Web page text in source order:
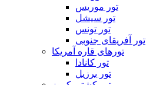
تور موریس
تور سیشل
تور تونس
تور آفریقای جنوبی
تورهای قاره آمریکا
تور کانادا
تور برزیل